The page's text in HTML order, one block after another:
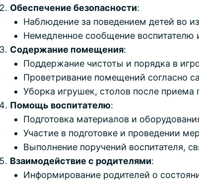
Обеспечение безопасности:
Наблюдение за поведением детей во
Немедленное сообщение
Содержание помещения:
Поддержание чистоты и порядка в
Проветривание помещений согласно
Уборка игрушек, столов после приема
Помощь воспитателю:
Подготовка материалов и
Участие в подготовке и проведении
Выполнение поручений воспитателя,
Взаимодействие с родителями:
Информирование родителей о